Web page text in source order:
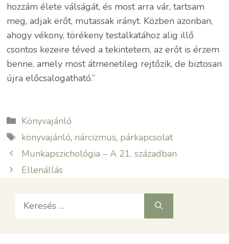
hozzám élete válságát, és most arra vár, tartsam
meg, adjak erőt, mutassak irányt. Közben azonban,
ahogy vékony, törékeny testalkatához alig illő
csontos kezeire téved a tekintetem, az erőt is érzem
benne, amely most átmenetileg rejtőzik, de biztosan
újra előcsalogatható.”
Kategória
Könyvajánló
Címkék
könyvajánló, nárcizmus, párkapcsolat
Munkapszichológia – A 21. században
Ellenállás
Keresés: